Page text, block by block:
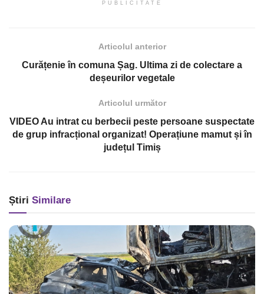
PUBLICITATE
Articolul anterior
Curățenie în comuna Șag. Ultima zi de colectare a
deșeurilor vegetale
Articolul următor
VIDEO Au intrat cu berbecii peste persoane suspectate
de grup infracțional organizat! Operațiune mamut și în
județul Timiș
Știri Similare